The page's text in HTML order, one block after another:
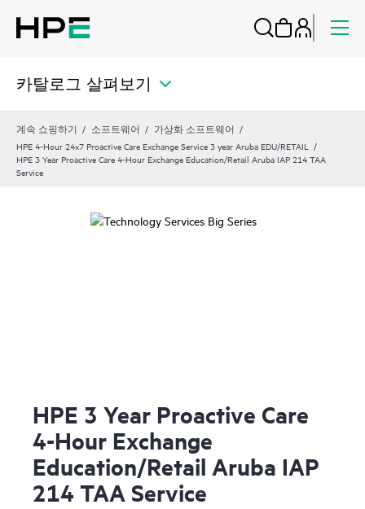
카탈로그 살펴보기
계속 쇼핑하기 소프트웨어
가상화 소프트웨어
HPE 4-Hour 24x7 Proactive Care Exchange Service 3 year Aruba EDU/RETAIL
HPE 3 Year Proactive Care 4-Hour Exchange Education/Retail Aruba IAP 214 TAA
Service
HPE 3 Year Proactive Care
4-Hour Exchange
Education/Retail Aruba IAP
214 TAA Service